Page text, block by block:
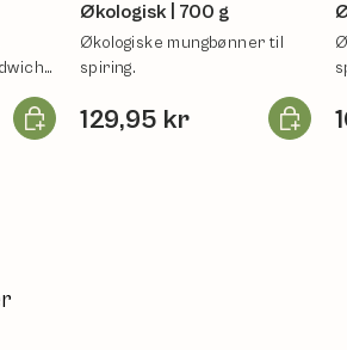
Læg i kurv
Økologisk | 700 g
Økologiske mungbønner til
spiring.
129,95 kr Læg i